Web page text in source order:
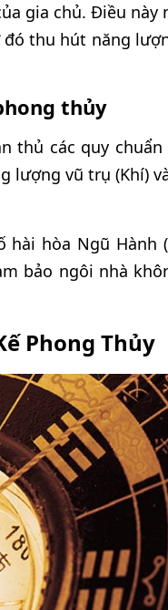
gia chủ. Điều này
thu hút năng
thủy
thủ các quy chuẩn
lượng vũ trụ (Khí)
hòa Ngũ Hành
bảo ngôi nhà
Phong Thủy